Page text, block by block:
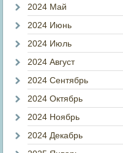
2024 Май
2024 Июнь
2024 Июль
2024 Август
2024 Сентябрь
2024 Октябрь
2024 Ноябрь
2024 Декабрь